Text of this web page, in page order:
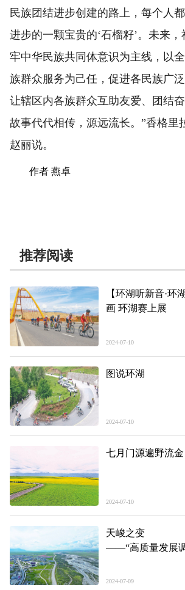
民族团结进步创建的路上，每个人
进步的一颗宝贵的‘石榴籽’。未来
牢中华民族共同体意识为主线，以
族群众服务为己任，促进各民族广
让辖区内各族群众互助友爱、团结
故事代代相传，源远流长。”香格里
赵丽说。
作者 燕卓
推荐阅读
【环湖听新音·环
画 环湖赛上展
2024-07-10
图说环湖
2024-07-10
七月门源遍野流金
2024-07-10
天峻之变
——“高质量发展
2024-07-09